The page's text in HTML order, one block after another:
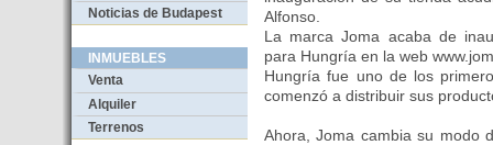
Noticias de Budapest
INMUEBLES
Venta
Alquiler
Terrenos
Alfonso.
La marca Joma acaba de
para Hungría en la web
Hungría fue uno de los
comenzó a distribuir sus
Ahora, Joma cambia su modo